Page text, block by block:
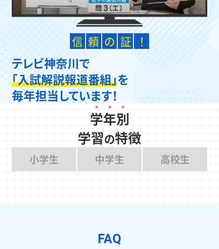
信 頼 の 証 ！
テレビ神奈川で
「入試解説報道番組」を
毎年担当しています！
学年別
学習の特徴
小学生 中学生 高校生